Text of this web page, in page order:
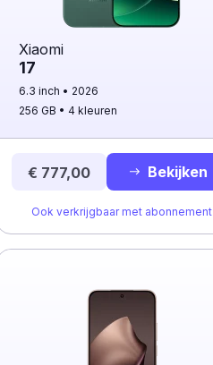
Xiaomi
17
6.3 inch
2026
256 GB
4 kleuren
€ 777,00 Bekijken
Ook verkrijgbaar met abonnement